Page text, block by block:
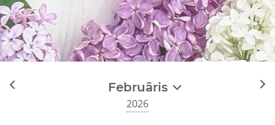
Februāris
2026